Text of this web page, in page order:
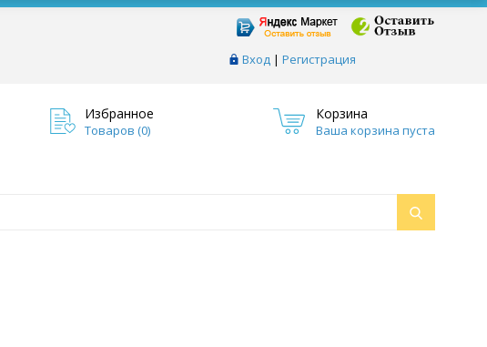
Вход | Регистрация
Избранное
Товаров (0)
Корзина
Ваша корзина пуста